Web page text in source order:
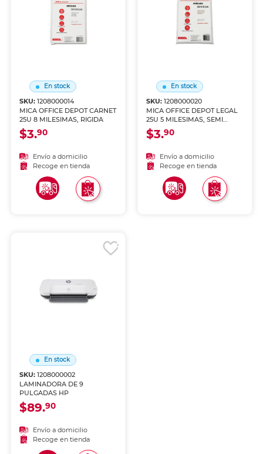
En stock
SKU:1208000014
MICA OFFICE DEPOT CARNET
25U 8 MILESIMAS, RIGIDA
$3.90
Envío a domicilio
Recoge en tienda
En stock
SKU: 1208000020
MICA OFFICE DEPOT LEGAL
25U 5 MILESIMAS, SEMI
RIGIDA
$3.90
Envío a domicilio
Recoge en tienda
En stock
SKU:1208000002
LAMINADORA DE 9
PULGADAS HP
$89.90
Envío a domicilio
Recoge en tienda